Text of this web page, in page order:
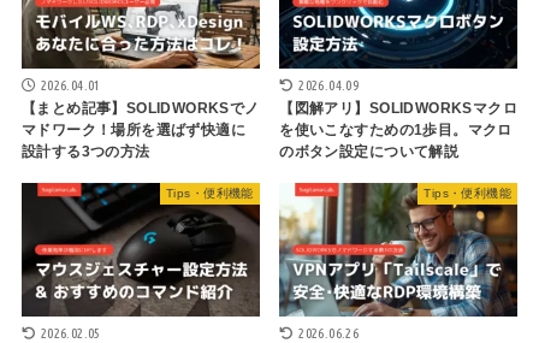
2026.04.01
【まとめ記事】SOLIDWORKSでノ
マドワーク！場所を選ばず快適に
設計する3つの方法
2026.04.09
【図解アリ】SOLIDWORKSマクロ
を使いこなすための1歩目。マクロ
のボタン設定について解説
Tips・便利機能
2026.02.05
Tips・便利機能
2026.06.26